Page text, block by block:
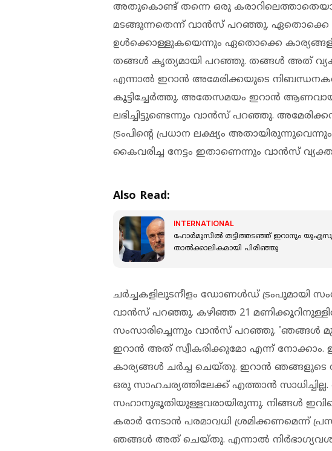
അതുകൊണ്ട് തന്നെ ഒരു
മടങ്ങുന്നതെന്ന് വാന്‍സ് പറഞ്ഞു. ഏതൊക്കെ
ഉള്‍ക്കൊള്ളുകയെന്നും ഏതൊക്കെ
തങ്ങള്‍ കൃത്യമായി പറഞ്ഞു. തങ്ങള്‍ അത്
എന്നാല്‍ ഇറാന്‍ അമേരിക്കയുടെ നിബന്ധനകള്‍
കൂട്ടിച്ചേര്‍ത്തു. അതേസമയം ഇറാന്‍
ലഭിച്ചിട്ടുണ്ടെന്നും വാന്‍സ് പറഞ്ഞു.
ട്രംപിന്റെ പ്രധാന ലക്ഷ്യം
കൈവരിച്ച നേട്ടം ഇതാണെന്നും വാന്‍സ്
Also Read:
INTERNATIONAL
ഹോർമുസിൽ തട്ടിത്തടഞ്ഞ് ഇറാനും
താൽക്കാലികമായി പിരിഞ്ഞു
ചര്‍ച്ചകളിലുടനീളം ഡോണള്‍ഡ് ട്രംപുമായി
വാന്‍സ് പറഞ്ഞു. കഴിഞ്ഞ 21
സംസാരിച്ചെന്നും വാന്‍സ് പറഞ്ഞു. 'ഞങ്ങള്‍
ഇറാന്‍ അത് സ്വീകരിക്കുമോ എന്ന് നോക്കാം.
കാര്യങ്ങള്‍ ചര്‍ച്ച ചെയ്തു. ഇറാന്‍ ഞങ്ങളുടെ
ഒരു സാഹചര്യത്തിലേക്ക് എത്താന്‍
സഹാനുഭൂതിയുള്ളവരായിരുന്നു. നിങ്ങള്‍
കരാര്‍ നേടാന്‍ പരമാവധി ശ്രമിക്കണമെന്ന്
ഞങ്ങള്‍ അത് ചെയ്തു. എന്നാല്‍